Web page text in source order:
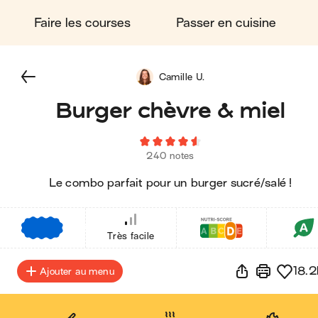
Faire les courses Passer en cuisine
Burger chèvre & miel
240 notes
Le combo parfait pour un burger sucré/salé !
Camille U.
Très facile
Ajouter au menu